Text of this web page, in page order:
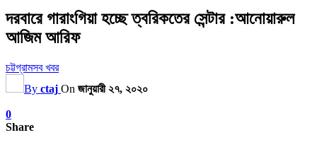
দরবারে গারাংগিয়া হচ্ছে ত্বরিকতের সেন্টার :আনোয়ারুল
আজিম আরিফ
চট্টগ্রামসব খবর
By ctaj On জানুয়ারী ২৭, ২০২০
0
Share